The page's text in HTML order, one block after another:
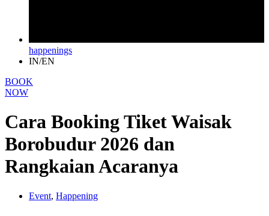
happenings
IN/EN
BOOK
NOW
Cara Booking Tiket Waisak
Borobudur 2026 dan
Rangkaian Acaranya
Event, Happening